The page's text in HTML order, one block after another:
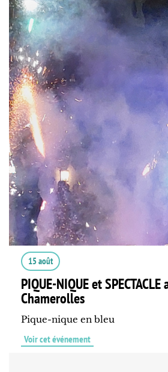
15 août
PIQUE-NIQUE et
Chamerolles
Pique-nique en bleu
Voir cet événement